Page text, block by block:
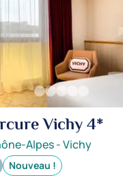
Vichy4*
Alpes-Vichy
Nouveau !